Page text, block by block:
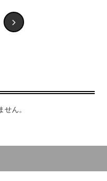
ん。